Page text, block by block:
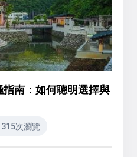
南：如何聰明選擇與
315次瀏覽